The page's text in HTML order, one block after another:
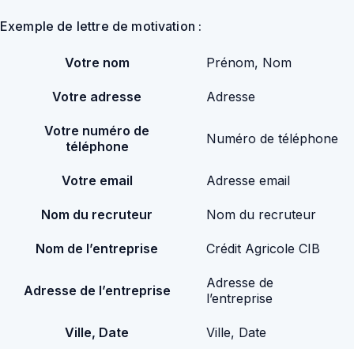
Exemple de lettre de motivation :
Votre nom Prénom, Nom
Votre adresse Adresse
Votre numéro de
téléphone
Numéro de téléphone
Votre email Adresse email
Nom du recruteur Nom du recruteur
Nom de l’entreprise Crédit Agricole CIB
Adresse de l’entreprise
Adresse de
l’entreprise
Ville, Date
Ville, Date